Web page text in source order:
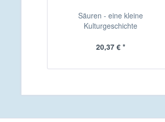
Säuren - eine kleine
Kulturgeschichte
20,37 € *